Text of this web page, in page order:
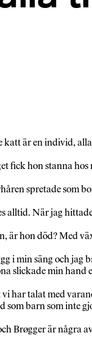
är en individ,
hon stanna
spretade som
alltid. När jag
är hon död? Med
min säng och jag
slickade min hand
vi har talat med
barn som inte
Brøgger är några